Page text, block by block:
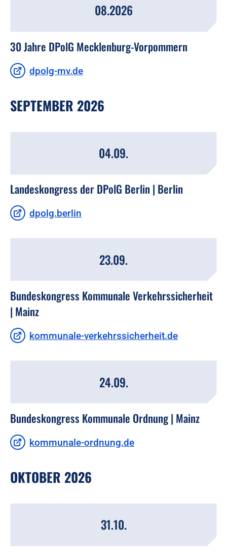
08.2026
30 Jahre DPolG Mecklenburg-Vorpommern
dpolg-mv.de
SEPTEMBER 2026
04.09.
Landeskongress der DPolG Berlin | Berlin
dpolg.berlin
23.09.
Bundeskongress Kommunale Verkehrssicherheit
| Mainz
kommunale-verkehrssicherheit.de
24.09.
Bundeskongress Kommunale Ordnung | Mainz
kommunale-ordnung.de
OKTOBER 2026
31.10.